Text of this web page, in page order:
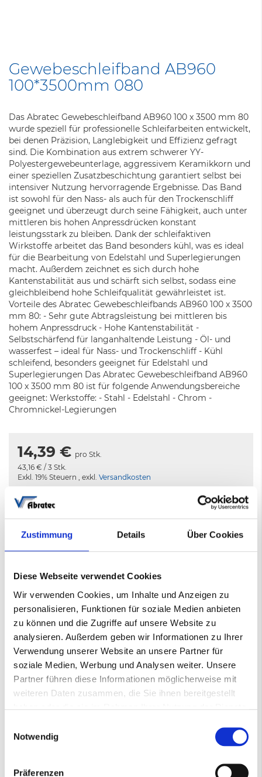
Zustimmung Details Über Cookies
Diese Webseite verwendet Cookies
Wir verwenden Cookies, um Inhalte und Anzeigen zu
personalisieren, Funktionen für soziale Medien anbieten
zu können und die Zugriffe auf unsere Website zu
analysieren. Außerdem geben wir Informationen zu Ihrer
Verwendung unserer Website an unsere Partner für
soziale Medien, Werbung und Analysen weiter. Unsere
Partner führen diese Informationen möglicherweise mit
weiteren Daten zusammen, die Sie ihnen bereitgestellt
Notwendig
Präferenzen
der
Bildergalerie
Gewebeschleifband AB960
100*3500mm 080
Das Abratec Gewebeschleifband AB960 100 x 3500 mm 80
wurde speziell für professionelle Schleifarbeiten entwickelt,
bei denen Präzision, Langlebigkeit und Effizienz gefragt
sind. Die Kombination aus extrem schwerer YY-
Polyestergewebeunterlage, aggressivem Keramikkorn und
einer speziellen Zusatzbeschichtung garantiert selbst bei
intensiver Nutzung hervorragende Ergebnisse. Das Band
ist sowohl für den Nass- als auch für den Trockenschliff
geeignet und überzeugt durch seine Fähigkeit, auch unter
mittleren bis hohen Anpressdrücken konstant
leistungsstark zu bleiben. Dank der schleifaktiven
Wirkstoffe arbeitet das Band besonders kühl, was es ideal
für die Bearbeitung von Edelstahl und Superlegierungen
macht. Außerdem zeichnet es sich durch hohe
Kantenstabilität aus und schärft sich selbst, sodass eine
gleichbleibend hohe Schleifqualität gewährleistet ist.
Vorteile des Abratec Gewebeschleifbands AB960 100 x 3500
mm 80: - Sehr gute Abtragsleistung bei mittleren bis
hohem Anpressdruck - Hohe Kantenstabilität -
Selbstschärfend für langanhaltende Leistung - Öl- und
wasserfest – ideal für Nass- und Trockenschliff - Kühl
schleifend, besonders geeignet für Edelstahl und
Superlegierungen Das Abratec Gewebeschleifband AB960
100 x 3500 mm 80 ist für folgende Anwendungsbereiche
geeignet: Werkstoffe: - Stahl - Edelstahl - Chrom -
Chromnickel-Legierungen
14,39 € pro Stk.
43,16 € / 3 Stk.
Exkl. 19% Steuern , exkl. Versandkosten
Wir behalten uns fertigungsbedingte Minder – und
Überlieferungen vor.
− + In den Warenkorb
Nicht auf Lager
7-10 Werktage
Mehr
Informationen
Gewebeschleifband